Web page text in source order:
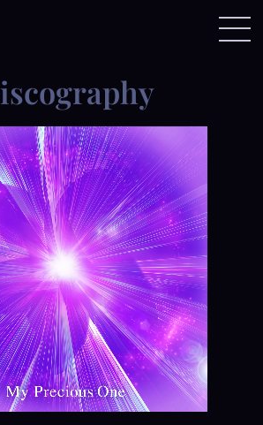
discography